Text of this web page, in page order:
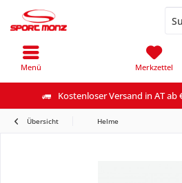
Kostenloser Versand in AT ab
Menü Merkzettel
Übersicht Helme